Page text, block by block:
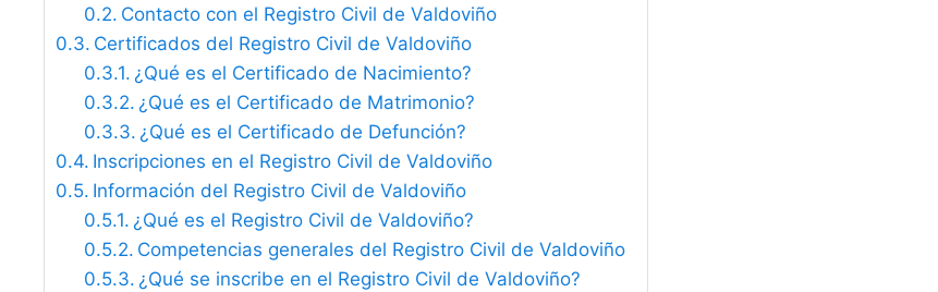
Contacto con el Registro Civil de Valdoviño
Certificados del Registro Civil de Valdoviño
¿Qué es el Certificado de Nacimiento?
¿Qué es el Certificado de Matrimonio?
¿Qué es el Certificado de Defunción?
Inscripciones en el Registro Civil de Valdoviño
Información del Registro Civil de Valdoviño
¿Qué es el Registro Civil de Valdoviño?
Competencias generales del Registro Civil de Valdoviño
¿Qué se inscribe en el Registro Civil de Valdoviño?